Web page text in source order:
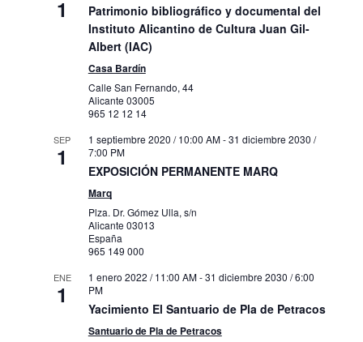
1
Patrimonio bibliográfico y documental del
Instituto Alicantino de Cultura Juan Gil-
Albert (IAC)
Casa Bardín
Calle San Fernando, 44
Alicante 03005
965 12 12 14
SEP
1
1 septiembre 2020 / 10:00 AM-31 diciembre 2030 /
7:00 PM
EXPOSICIÓN PERMANENTE MARQ
Marq
Plza. Dr. Gómez Ulla, s/n
Alicante 03013
España
965 149 000
ENE
1
1 enero 2022 / 11:00 AM-31 diciembre 2030 / 6:00
PM
Yacimiento El Santuario de Pla de Petracos
Santuario de Pla de Petracos